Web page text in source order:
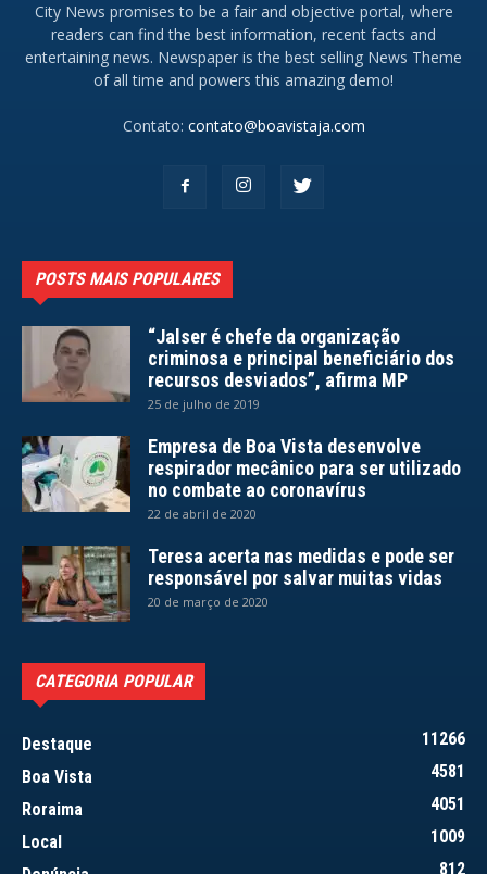
City News promises to be a fair and objective portal, where
readers can find the best information, recent facts and
entertaining news. Newspaper is the best selling News Theme
of all time and powers this amazing demo!
Contato: contato@boavistaja.com
POSTS MAIS POPULARES
“Jalser é chefe da organização
criminosa e principal beneficiário dos
recursos desviados”, afirma MP
25 de julho de 2019
Empresa de Boa Vista desenvolve
respirador mecânico para ser utilizado
no combate ao coronavírus
22 de abril de 2020
Teresa acerta nas medidas e pode ser
responsável por salvar muitas vidas
20 de março de 2020
CATEGORIA POPULAR
Destaque
11266
Boa Vista
4581
Roraima
4051
Local
1009
812